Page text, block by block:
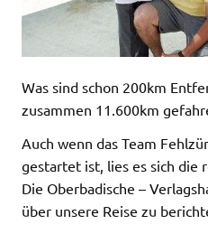
Was sind schon 200km
zusammen 11.600km
Auch wenn das Team
gestartet ist, lies es sich die
Die Oberbadische –
über unsere Reise zu